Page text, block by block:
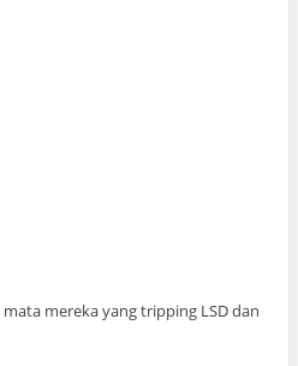
mereka yang tripping LSD dan